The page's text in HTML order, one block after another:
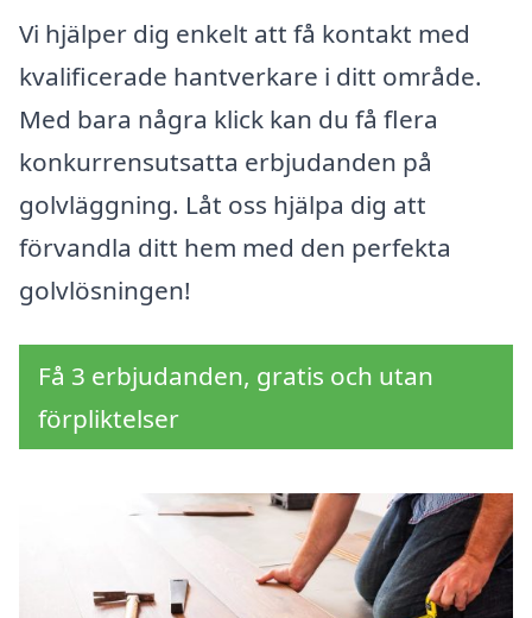
Vi hjälper dig enkelt att få kontakt med
kvalificerade hantverkare i ditt område.
Med bara några klick kan du få flera
konkurrensutsatta erbjudanden på
golvläggning. Låt oss hjälpa dig att
förvandla ditt hem med den perfekta
golvlösningen!
Få 3 erbjudanden, gratis och utan
förpliktelser